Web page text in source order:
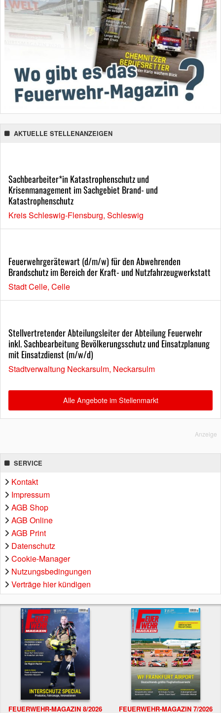
AKTUELLE STELLENANZEIGEN
Sachbearbeiter*in Katastrophenschutz und
Krisenmanagement im Sachgebiet Brand- und
Katastrophenschutz
Kreis Schleswig-Flensburg, Schleswig
Feuerwehrgerätewart (d/m/w) für den Abwehrenden
Brandschutz im Bereich der Kraft- und Nutzfahrzeugwerkstatt
Stadt Celle, Celle
Stellvertretender Abteilungsleiter der Abteilung Feuerwehr
inkl. Sachbearbeitung Bevölkerungsschutz und Einsatzplanung
mit Einsatzdienst (m/w/d)
Stadtverwaltung Neckarsulm, Neckarsulm
Alle Angebote im Stellenmarkt
Anzeige
SERVICE
Kontakt
Impressum
AGB Shop
AGB Online
AGB Print
Datenschutz
Cookie-Manager
Nutzungsbedingungen
Verträge hier kündigen
FEUERWEHR-MAGAZIN 8/2026 FEUERWEHR-MAGAZIN 7/2026